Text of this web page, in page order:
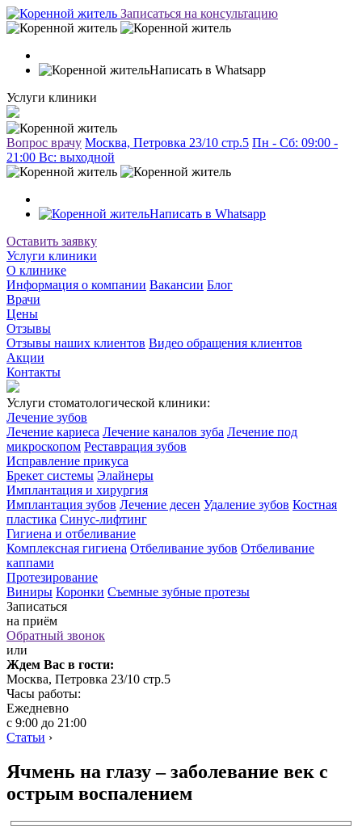
Записаться на консультацию
Написать в Whatsapp
Услуги клиники
Вопрос врачу Москва, Петровка 23/10 стр.5 Пн - Сб: 09:00 -
21:00 Вc: выходной
Написать в Whatsapp
Оставить заявку
Услуги клиники
О клинике
Информация о компании Вакансии Блог
Врачи
Цены
Отзывы
Отзывы наших клиентов Видео обращения клиентов
Акции
Контакты
Услуги стоматологической клиники:
Лечение зубов
Лечение кариеса Лечение каналов зуба Лечение под
микроскопом Реставрация зубов
Исправление прикуса
Брекет системы Элайнеры
Имплантация и хирургия
Имплантация зубов Лечение десен Удаление зубов Костная
пластика Синус-лифтинг
Гигиена и отбеливание
Комплексная гигиена Отбеливание зубов Отбеливание
каппами
Протезирование
Виниры Коронки Съемные зубные протезы
Записаться
на приём
Обратный звонок
или
Ждем Вас в гости:
Москва, Петровка 23/10 стр.5
Часы работы:
Ежедневно
с 9:00 до 21:00
Статьи ›
Ячмень на глазу – заболевание век c
острым воспалением